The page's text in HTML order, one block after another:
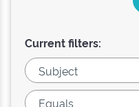
Current filters: